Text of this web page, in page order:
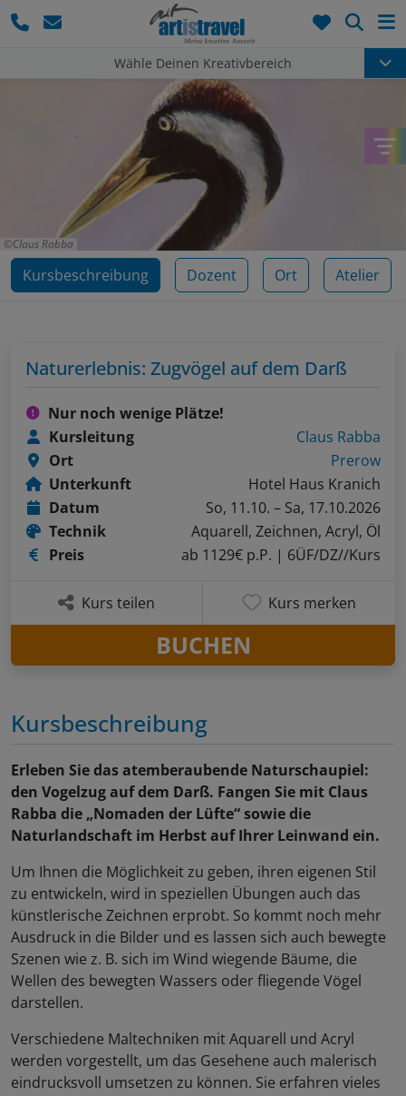
Wähle Deinen Kreativbereich
Claus Rabba
Kursbeschreibung Dozent Ort Atelier
Kursbeschreibung
Erleben Sie das atemberaubende Naturschaupiel:
den Vogelzug auf dem Darß. Fangen Sie mit Claus
Rabba die „Nomaden der Lüfte“ sowie die
Naturlandschaft im Herbst auf Ihrer Leinwand ein.
Um Ihnen die Möglichkeit zu geben, ihren eigenen Stil
zu entwickeln, wird in speziellen Übungen auch das
künstlerische Zeichnen erprobt. So kommt noch mehr
Ausdruck in die Bilder und es lassen sich auch bewegte
Szenen wie z. B. sich im Wind wiegende Bäume, die
Wellen des bewegten Wassers oder fliegende Vögel
darstellen.
Verschiedene Maltechniken mit Aquarell und Acryl
werden vorgestellt, um das Gesehene auch malerisch
eindrucksvoll umsetzen zu können. Sie erfahren vieles
Naturerlebnis: Zugvögel auf dem Darß
Nur noch wenige Plätze!
Kursleitung
Claus Rabba
Ort
Prerow
Unterkunft
Hotel Haus Kranich
Datum
So, 11.10. – Sa, 17.10.2026
Technik
Aquarell, Zeichnen, Acryl, Öl
Preis
ab 1129€ p.P. | 6ÜF/DZ//Kurs
Kurs teilen Kurs merken
BUCHEN